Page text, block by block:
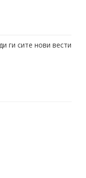
ги сите нови вести